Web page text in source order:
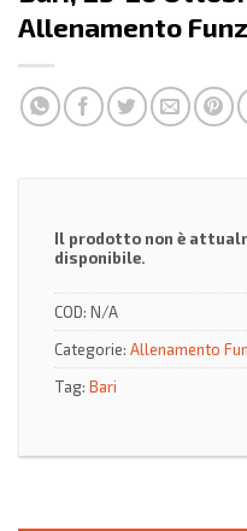
Allenamento
Il prodotto non è
disponibile.
COD: N/A
Categorie: Allenamento
Tag: Bari